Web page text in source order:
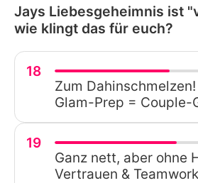
Jays Liebesgeheimnis ist
wie klingt das für euch?
18
Zum
Glam-Prep = Couple-
19
Ganz nett, aber ohne
Vertrauen &